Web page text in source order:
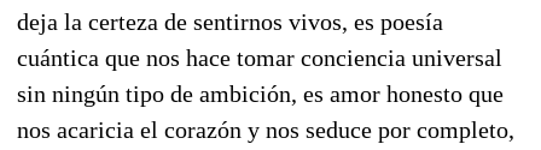
deja la certeza de sentirnos vivos, es poesía
cuántica que nos hace tomar conciencia universal
sin ningún tipo de ambición, es amor honesto que
nos acaricia el corazón y nos seduce por completo,